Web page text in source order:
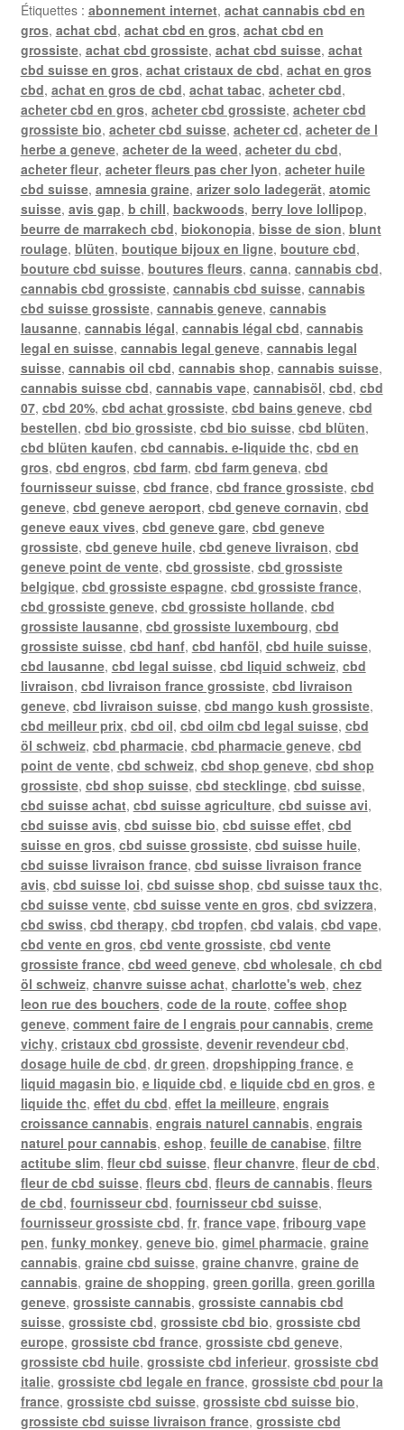
Étiquettes : abonnement internet, achat cannabis cbd en
gros, achat cbd, achat cbd en gros, achat cbd en
grossiste, achat cbd grossiste, achat cbd suisse, achat
cbd suisse en gros, achat cristaux de cbd, achat en gros
cbd, achat en gros de cbd, achat tabac, acheter cbd,
acheter cbd en gros, acheter cbd grossiste, acheter cbd
grossiste bio, acheter cbd suisse, acheter cd, acheter de l
herbe a geneve, acheter de la weed, acheter du cbd,
acheter fleur, acheter fleurs pas cher lyon, acheter huile
cbd suisse, amnesia graine, arizer solo ladegerät, atomic
suisse, avis gap, b chill, backwoods, berry love lollipop,
beurre de marrakech cbd, biokonopia, bisse de sion, blunt
roulage, blüten, boutique bijoux en ligne, bouture cbd,
bouture cbd suisse, boutures fleurs, canna, cannabis cbd,
cannabis cbd grossiste, cannabis cbd suisse, cannabis
cbd suisse grossiste, cannabis geneve, cannabis
lausanne, cannabis légal, cannabis légal cbd, cannabis
legal en suisse, cannabis legal geneve, cannabis legal
suisse, cannabis oil cbd, cannabis shop, cannabis suisse,
cannabis suisse cbd, cannabis vape, cannabisöl, cbd, cbd
07, cbd 20%, cbd achat grossiste, cbd bains geneve, cbd
bestellen, cbd bio grossiste, cbd bio suisse, cbd blüten,
cbd blüten kaufen, cbd cannabis. e-liquide thc, cbd en
gros, cbd engros, cbd farm, cbd farm geneva, cbd
fournisseur suisse, cbd france, cbd france grossiste, cbd
geneve, cbd geneve aeroport, cbd geneve cornavin, cbd
geneve eaux vives, cbd geneve gare, cbd geneve
grossiste, cbd geneve huile, cbd geneve livraison, cbd
geneve point de vente, cbd grossiste, cbd grossiste
belgique, cbd grossiste espagne, cbd grossiste france,
cbd grossiste geneve, cbd grossiste hollande, cbd
grossiste lausanne, cbd grossiste luxembourg, cbd
grossiste suisse, cbd hanf, cbd hanföl, cbd huile suisse,
cbd lausanne, cbd legal suisse, cbd liquid schweiz, cbd
livraison, cbd livraison france grossiste, cbd livraison
geneve, cbd livraison suisse, cbd mango kush grossiste,
cbd meilleur prix, cbd oil, cbd oilm cbd legal suisse, cbd
öl schweiz, cbd pharmacie, cbd pharmacie geneve, cbd
point de vente, cbd schweiz, cbd shop geneve, cbd shop
grossiste, cbd shop suisse, cbd stecklinge, cbd suisse,
cbd suisse achat, cbd suisse agriculture, cbd suisse avi,
cbd suisse avis, cbd suisse bio, cbd suisse effet, cbd
suisse en gros, cbd suisse grossiste, cbd suisse huile,
cbd suisse livraison france, cbd suisse livraison france
avis, cbd suisse loi, cbd suisse shop, cbd suisse taux thc,
cbd suisse vente, cbd suisse vente en gros, cbd svizzera,
cbd swiss, cbd therapy, cbd tropfen, cbd valais, cbd vape,
cbd vente en gros, cbd vente grossiste, cbd vente
grossiste france, cbd weed geneve, cbd wholesale, ch cbd
öl schweiz, chanvre suisse achat, charlotte's web, chez
leon rue des bouchers, code de la route, coffee shop
geneve, comment faire de l engrais pour cannabis, creme
vichy, cristaux cbd grossiste, devenir revendeur cbd,
dosage huile de cbd, dr green, dropshipping france, e
liquid magasin bio, e liquide cbd, e liquide cbd en gros, e
liquide thc, effet du cbd, effet la meilleure, engrais
croissance cannabis, engrais naturel cannabis, engrais
naturel pour cannabis, eshop, feuille de canabise, filtre
actitube slim, fleur cbd suisse, fleur chanvre, fleur de cbd,
fleur de cbd suisse, fleurs cbd, fleurs de cannabis, fleurs
de cbd, fournisseur cbd, fournisseur cbd suisse,
fournisseur grossiste cbd, fr, france vape, fribourg vape
pen, funky monkey, geneve bio, gimel pharmacie, graine
cannabis, graine cbd suisse, graine chanvre, graine de
cannabis, graine de shopping, green gorilla, green gorilla
geneve, grossiste cannabis, grossiste cannabis cbd
suisse, grossiste cbd, grossiste cbd bio, grossiste cbd
europe, grossiste cbd france, grossiste cbd geneve,
grossiste cbd huile, grossiste cbd inferieur, grossiste cbd
italie, grossiste cbd legale en france, grossiste cbd pour la
france, grossiste cbd suisse, grossiste cbd suisse bio,
grossiste cbd suisse livraison france, grossiste cbd